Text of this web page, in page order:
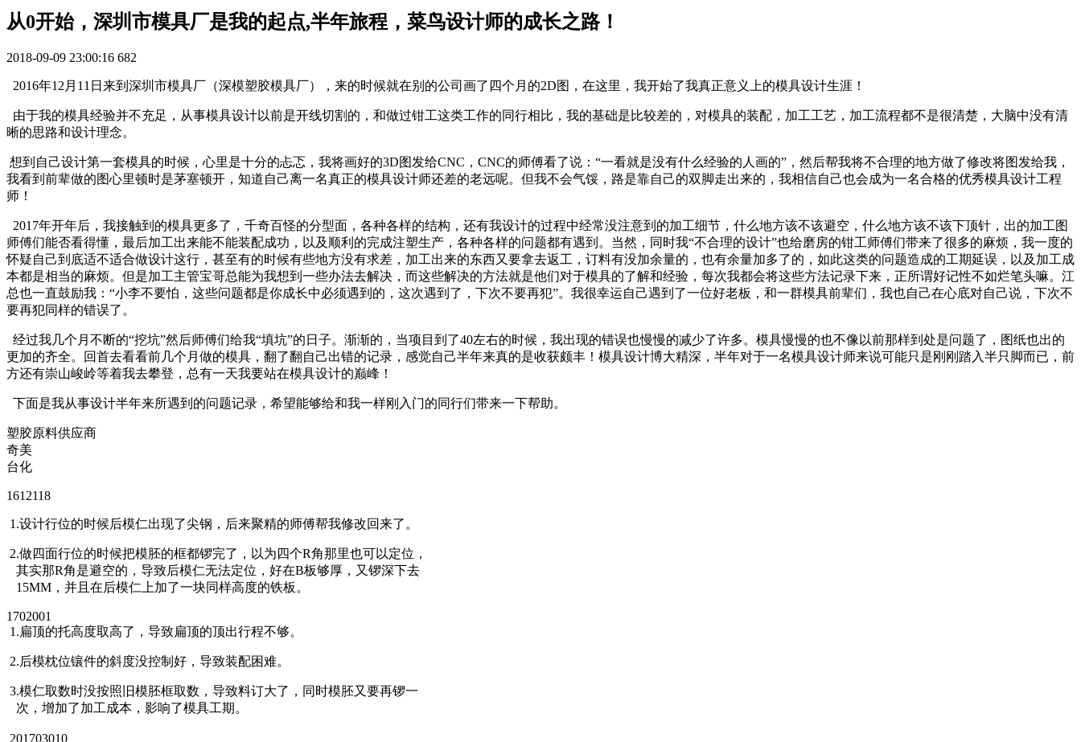
从0开始，深圳市模具厂是我的起点,半年旅程，菜鸟设计师的成长之路！
2018-09-09 23:00:16 682
2016年12月11日来到深圳市模具厂（深模塑胶模具厂），来的时候就在别的公司画了四个月的2D图，在这里，我开始了我真正意义上的模具设计生涯！
由于我的模具经验并不充足，从事模具设计以前是开线切割的，和做过钳工这类工作的同行相比，我的基础是比较差的，对模具的装配，加工工艺，加工流程都不是很清楚，大脑中没有清
晰的思路和设计理念。
想到自己设计第一套模具的时候，心里是十分的忐忑，我将画好的3D图发给CNC，CNC的师傅看了说：“一看就是没有什么经验的人画的”，然后帮我将不合理的地方做了修改将图发给我，
我看到前辈做的图心里顿时是茅塞顿开，知道自己离一名真正的模具设计师还差的老远呢。但我不会气馁，路是靠自己的双脚走出来的，我相信自己也会成为一名合格的优秀模具设计工程
师！
2017年开年后，我接触到的模具更多了，千奇百怪的分型面，各种各样的结构，还有我设计的过程中经常没注意到的加工细节，什么地方该不该避空，什么地方该不该下顶针，出的加工图
师傅们能否看得懂，最后加工出来能不能装配成功，以及顺利的完成注塑生产，各种各样的问题都有遇到。当然，同时我“不合理的设计”也给磨房的钳工师傅们带来了很多的麻烦，我一度的
怀疑自己到底适不适合做设计这行，甚至有的时候有些地方没有求差，加工出来的东西又要拿去返工，订料有没加余量的，也有余量加多了的，如此这类的问题造成的工期延误，以及加工成
本都是相当的麻烦。但是加工主管宝哥总能为我想到一些办法去解决，而这些解决的方法就是他们对于模具的了解和经验，每次我都会将这些方法记录下来，正所谓好记性不如烂笔头嘛。江
总也一直鼓励我：“小李不要怕，这些问题都是你成长中必须遇到的，这次遇到了，下次不要再犯”。我很幸运自己遇到了一位好老板，和一群模具前辈们，我也自己在心底对自己说，下次不
要再犯同样的错误了。
经过我几个月不断的“挖坑”然后师傅们给我“填坑”的日子。渐渐的，当项目到了40左右的时候，我出现的错误也慢慢的减少了许多。模具慢慢的也不像以前那样到处是问题了，图纸也出的
更加的齐全。回首去看看前几个月做的模具，翻了翻自己出错的记录，感觉自己半年来真的是收获颇丰！模具设计博大精深，半年对于一名模具设计师来说可能只是刚刚踏入半只脚而已，前
方还有崇山峻岭等着我去攀登，总有一天我要站在模具设计的巅峰！
下面是我从事设计半年来所遇到的问题记录，希望能够给和我一样刚入门的同行们带来一下帮助。
塑胶原料供应商
奇美
台化
1612118
1.设计行位的时候后模仁出现了尖钢，后来聚精的师傅帮我修改回来了。
2.做四面行位的时候把模胚的框都锣完了，以为四个R角那里也可以定位，
其实那R角是避空的，导致后模仁无法定位，好在B板够厚，又锣深下去
15MM，并且在后模仁上加了一块同样高度的铁板。
1702001
1.扁顶的托高度取高了，导致扁顶的顶出行程不够。
2.后模枕位镶件的斜度没控制好，导致装配困难。
3.模仁取数时没按照旧模胚框取数，导致料订大了，同时模胚又要再锣一
次，增加了加工成本，影响了模具工期。
201703010